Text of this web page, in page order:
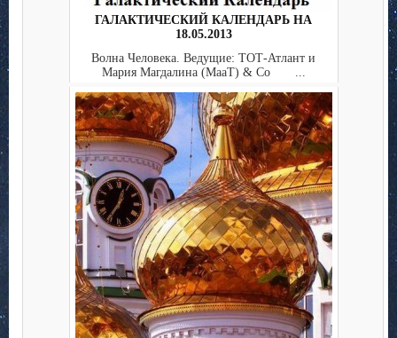
ГАЛАКТИЧЕСКИЙ КАЛЕНДАРЬ НА
18.05.2013
Волна Человека. Ведущие: ТОТ-Атлант и
Мария Магдалина (МааТ) & Co ...